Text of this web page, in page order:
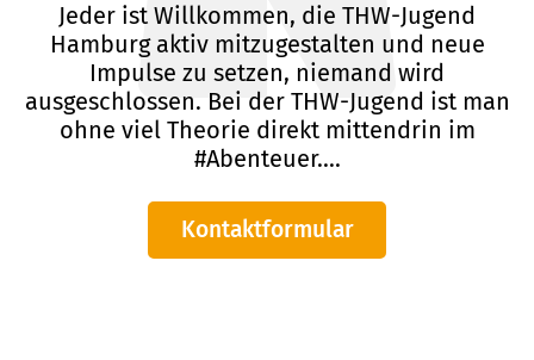
Jeder ist Willkommen, die THW-Jugend
Hamburg aktiv mitzugestalten und neue
Impulse zu setzen, niemand wird
ausgeschlossen. Bei der THW-Jugend ist man
ohne viel Theorie direkt mittendrin im
#Abenteuer....
Kontaktformular